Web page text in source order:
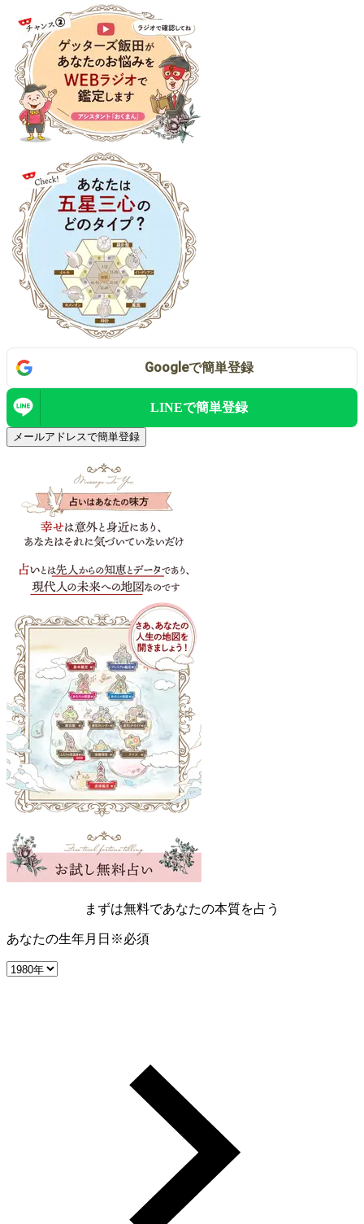
Googleで簡単登録
LINEで簡単登録
メールアドレスで簡単登録
まずは無料であなたの本質を占う
あなたの生年月日 ※必須